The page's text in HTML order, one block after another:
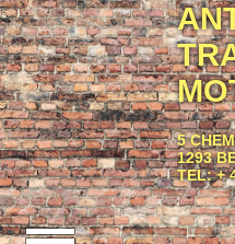
5
1293
TEL: +